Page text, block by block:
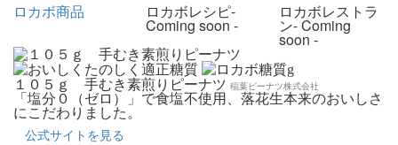
ロカボ商品
ロカボレシピ-
Coming soon -
ロカボレストラ
ン- Coming
soon -
g
１０５ｇ 手むき素煎りピーナツ 稲葉ピーナツ株式会社
「塩分０（ゼロ）」で食塩不使用、落花生本来のおいしさ
にこだわりました。
公式サイトを見る